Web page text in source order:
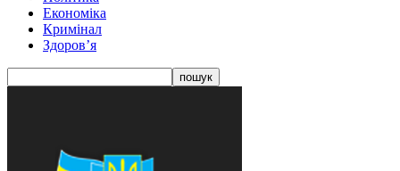
Економіка
Кримінал
Здоров’я